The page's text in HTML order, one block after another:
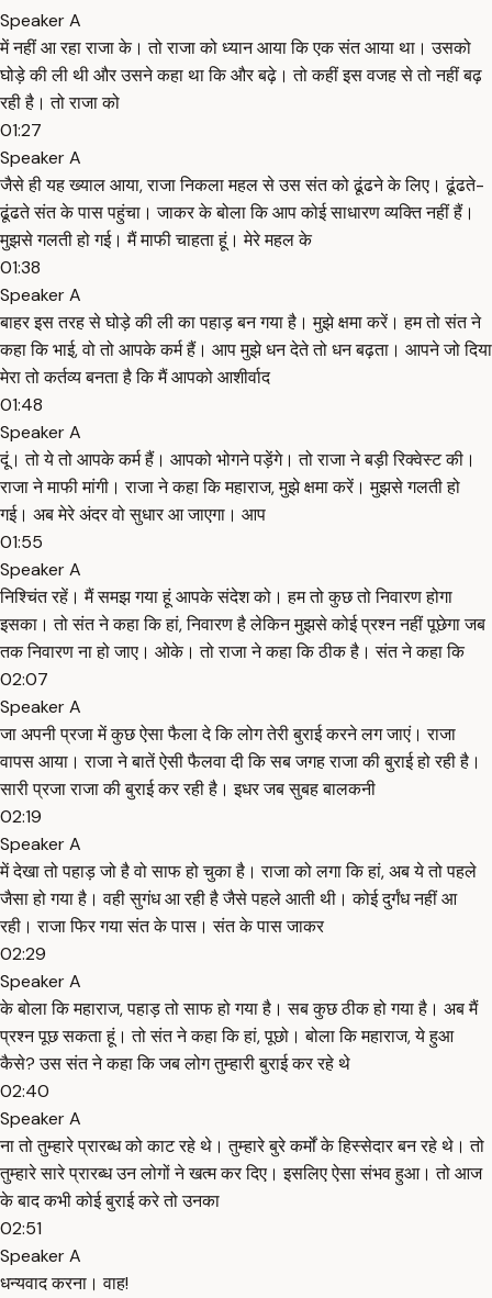
Speaker A
में नहीं आ रहा राजा के। तो राजा को ध्यान आया कि एक संत आया था। उसको
घोड़े की ली थी और उसने कहा था कि और बढ़े। तो कहीं इस वजह से तो नहीं बढ़
रही है। तो राजा को
01:27
Speaker A
जैसे ही यह ख्याल आया, राजा निकला महल से उस संत को ढूंढने के लिए। ढूंढते-
ढूंढते संत के पास पहुंचा। जाकर के बोला कि आप कोई साधारण व्यक्ति नहीं हैं।
मुझसे गलती हो गई। मैं माफी चाहता हूं। मेरे महल के
01:38
Speaker A
बाहर इस तरह से घोड़े की ली का पहाड़ बन गया है। मुझे क्षमा करें। हम तो संत ने
कहा कि भाई, वो तो आपके कर्म हैं। आप मुझे धन देते तो धन बढ़ता। आपने जो दिया
मेरा तो कर्तव्य बनता है कि मैं आपको आशीर्वाद
01:48
Speaker A
दूं। तो ये तो आपके कर्म हैं। आपको भोगने पड़ेंगे। तो राजा ने बड़ी रिक्वेस्ट की।
राजा ने माफी मांगी। राजा ने कहा कि महाराज, मुझे क्षमा करें। मुझसे गलती हो
गई। अब मेरे अंदर वो सुधार आ जाएगा। आप
01:55
Speaker A
निश्चिंत रहें। मैं समझ गया हूं आपके संदेश को। हम तो कुछ तो निवारण होगा
इसका। तो संत ने कहा कि हां, निवारण है लेकिन मुझसे कोई प्रश्न नहीं पूछेगा जब
तक निवारण ना हो जाए। ओके। तो राजा ने कहा कि ठीक है। संत ने कहा कि
02:07
Speaker A
जा अपनी प्रजा में कुछ ऐसा फैला दे कि लोग तेरी बुराई करने लग जाएं। राजा
वापस आया। राजा ने बातें ऐसी फैलवा दी कि सब जगह राजा की बुराई हो रही है।
सारी प्रजा राजा की बुराई कर रही है। इधर जब सुबह बालकनी
02:19
Speaker A
में देखा तो पहाड़ जो है वो साफ हो चुका है। राजा को लगा कि हां, अब ये तो पहले
जैसा हो गया है। वही सुगंध आ रही है जैसे पहले आती थी। कोई दुर्गंध नहीं आ
रही। राजा फिर गया संत के पास। संत के पास जाकर
02:29
Speaker A
के बोला कि महाराज, पहाड़ तो साफ हो गया है। सब कुछ ठीक हो गया है। अब मैं
प्रश्न पूछ सकता हूं। तो संत ने कहा कि हां, पूछो। बोला कि महाराज, ये हुआ
कैसे? उस संत ने कहा कि जब लोग तुम्हारी बुराई कर रहे थे
02:40
Speaker A
ना तो तुम्हारे प्रारब्ध को काट रहे थे। तुम्हारे बुरे कर्मों के हिस्सेदार बन रहे थे। तो
तुम्हारे सारे प्रारब्ध उन लोगों ने खत्म कर दिए। इसलिए ऐसा संभव हुआ। तो आज
के बाद कभी कोई बुराई करे तो उनका
02:51
Speaker A
धन्यवाद करना। वाह!